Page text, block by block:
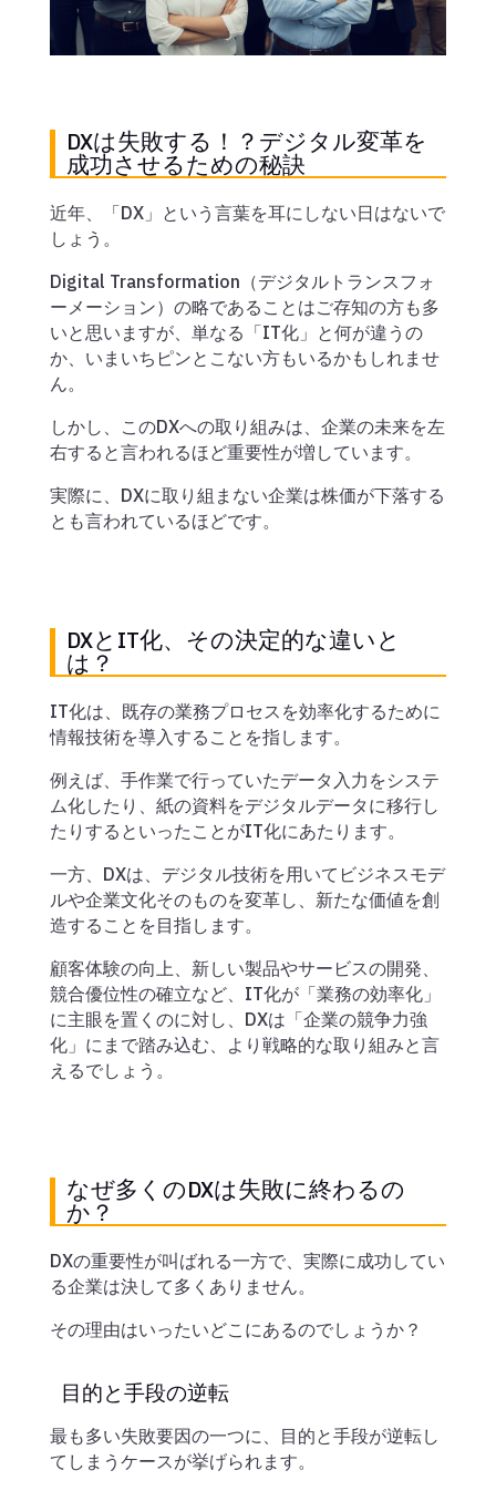
DXは失敗する！？デジタル変革を
成功させるための秘訣
近年、「DX」という言葉を耳にしない日はないで
しょう。
Digital Transformation（デジタルトランスフォ
ーメーション）の略であることはご存知の方も多
いと思いますが、単なる「IT化」と何が違うの
か、いまいちピンとこない方もいるかもしれませ
ん。
しかし、このDXへの取り組みは、企業の未来を左
右すると言われるほど重要性が増しています。
実際に、DXに取り組まない企業は株価が下落する
とも言われているほどです。
DXとIT化、その決定的な違いと
は？
IT化は、既存の業務プロセスを効率化するために
情報技術を導入することを指します。
例えば、手作業で行っていたデータ入力をシステ
ム化したり、紙の資料をデジタルデータに移行し
たりするといったことがIT化にあたります。
一方、DXは、デジタル技術を用いてビジネスモデ
ルや企業文化そのものを変革し、新たな価値を創
造することを目指します。
顧客体験の向上、新しい製品やサービスの開発、
競合優位性の確立など、IT化が「業務の効率化」
に主眼を置くのに対し、DXは「企業の競争力強
化」にまで踏み込む、より戦略的な取り組みと言
えるでしょう。
なぜ多くのDXは失敗に終わるの
か？
DXの重要性が叫ばれる一方で、実際に成功してい
る企業は決して多くありません。
その理由はいったいどこにあるのでしょうか？
目的と手段の逆転
最も多い失敗要因の一つに、目的と手段が逆転し
てしまうケースが挙げられます。